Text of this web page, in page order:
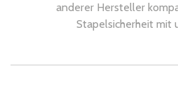
anderer Hersteller
Stapelsicherheit mit